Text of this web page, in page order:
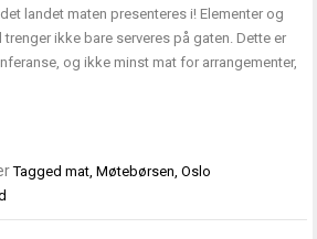
landet maten presenteres i! Elementer og
ikke bare serveres på gaten. Dette er
og ikke minst mat for arrangementer,
Taggedmat,Møtebørsen,Oslo